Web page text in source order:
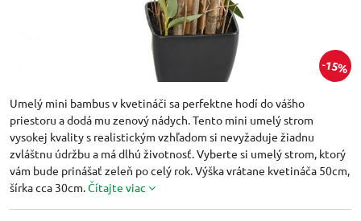
15%
Umelý mini bambus v kvetináči sa perfektne hodí do vášho
priestoru a dodá mu zenový nádych. Tento mini umelý strom
vysokej kvality s realistickým vzhľadom si nevyžaduje žiadnu
zvláštnu údržbu a má dlhú životnosť. Vyberte si umelý strom, ktorý
vám bude prinášať zeleň po celý rok. Výška vrátane kvetináča 50cm,
šírka cca 30cm.Čítajte viac